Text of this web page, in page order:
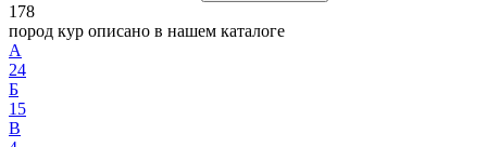
178
пород кур описано в нашем каталоге
А
24
Б
15
В